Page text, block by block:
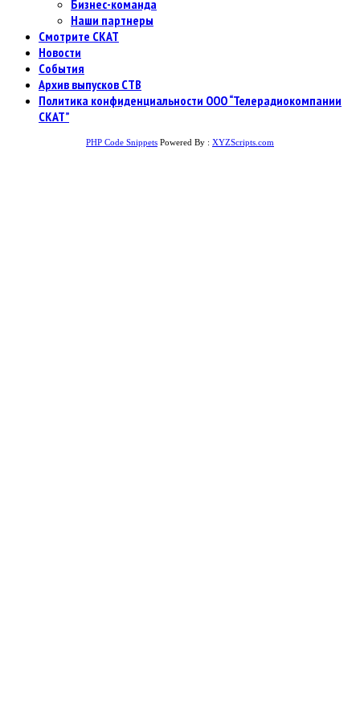
Бизнес-команда
Наши партнеры
Смотрите СКАТ
Новости
События
Архив выпусков СТВ
Политика конфиденциальности ООО “Телерадиокомпании
СКАТ”
PHP Code Snippets Powered By : XYZScripts.com